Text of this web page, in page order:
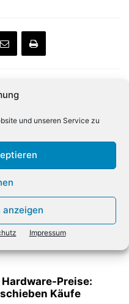
und unseren Service zu
anzeigen
Impressum
Indiens PC-Markt wächst im
Artikel
erneutem
Preise:
Käufe